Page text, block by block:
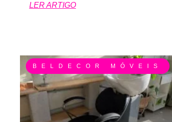
LER ARTIGO
BELDECOR MÓVEIS